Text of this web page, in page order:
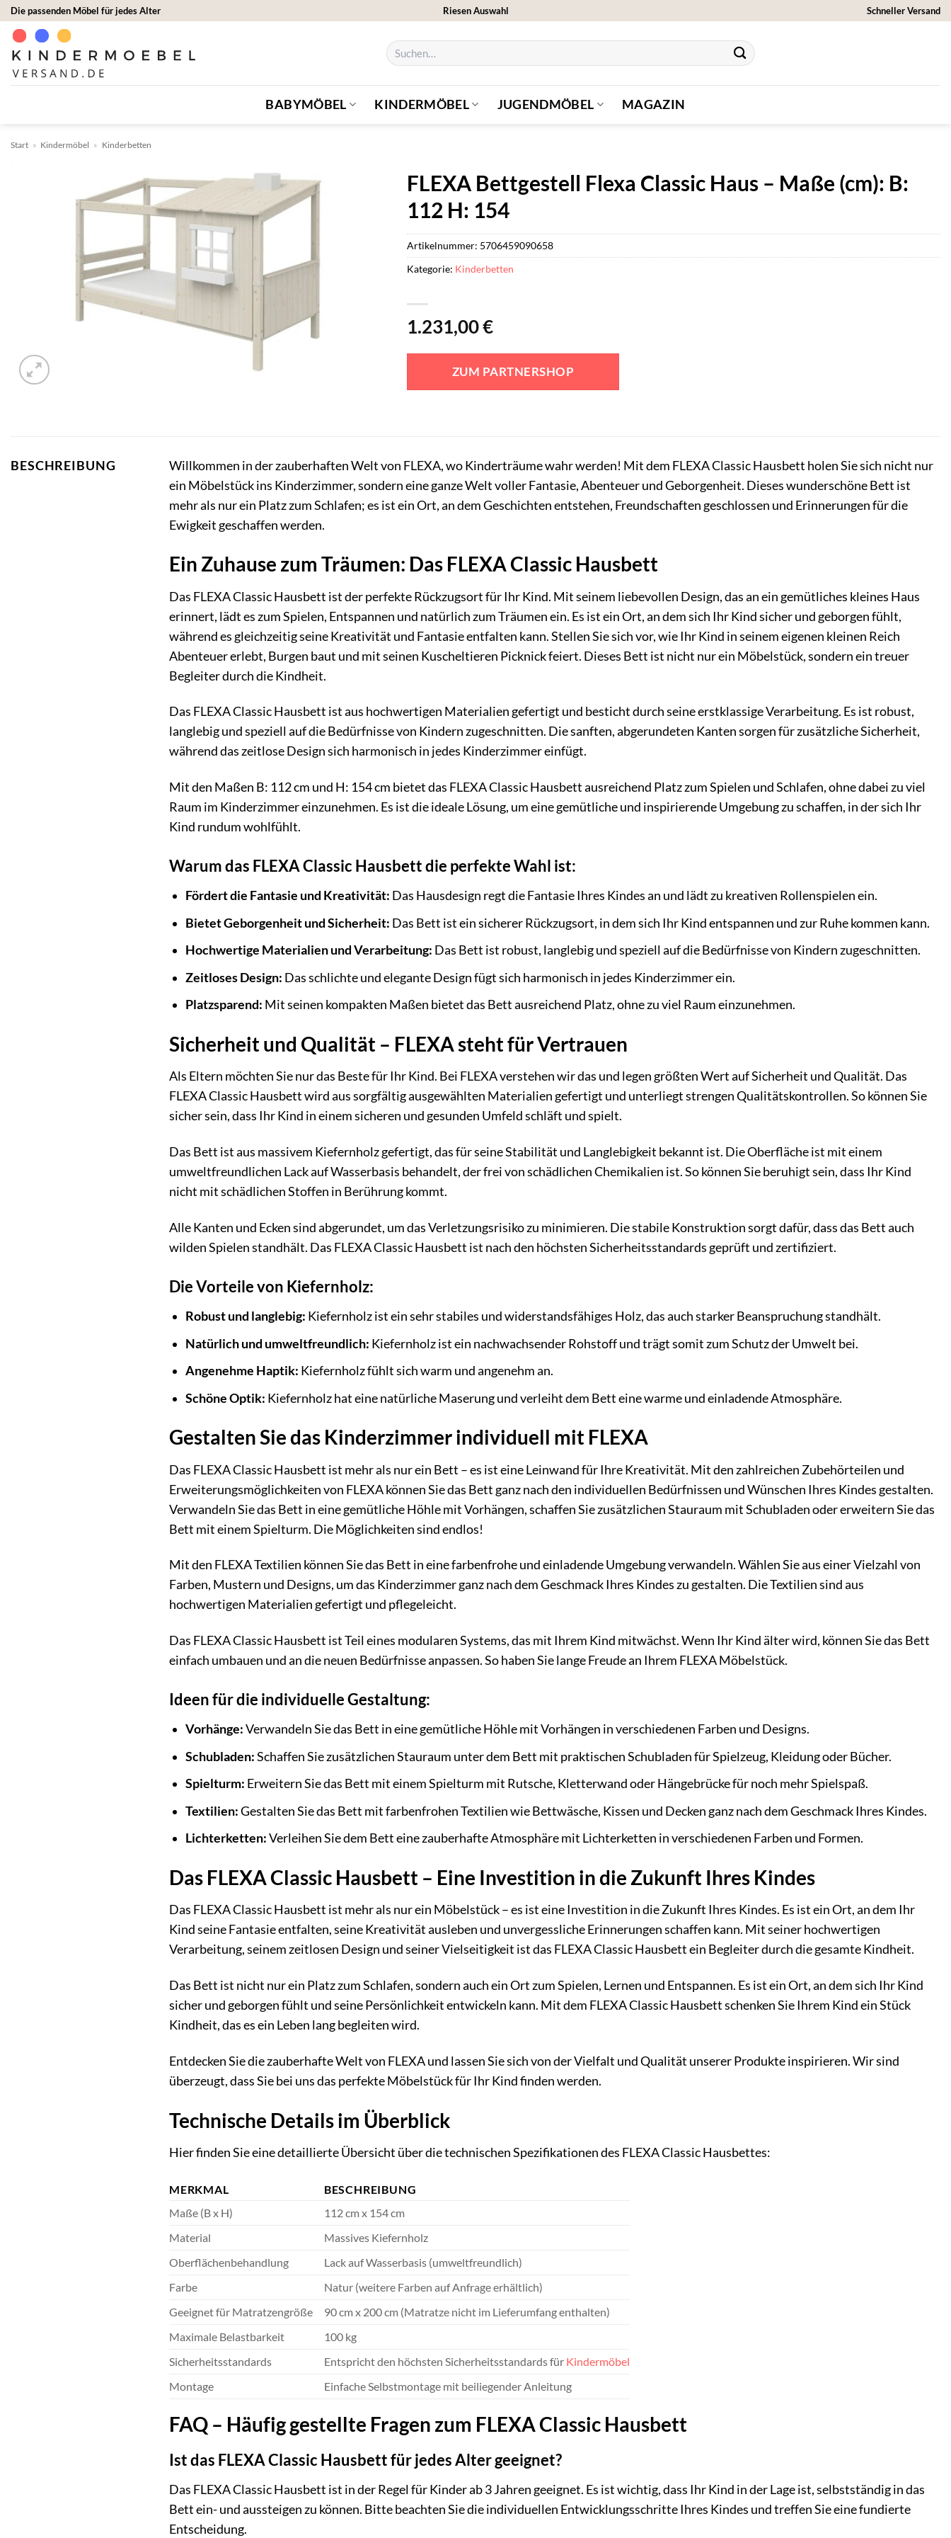
Zum
Inhalt
springen
Die passenden Möbel für jedes Alter Riesen Auswahl Schneller Versand
Suchen
nach:
BABYMÖBEL KINDERMÖBEL JUGENDMÖBEL MAGAZIN
Start » Kindermöbel » Kinderbetten
FLEXA Bettgestell Flexa Classic Haus – Maße (cm): B:
112 H: 154
1.231,00€
ZUM PARTNERSHOP
Artikelnummer: 5706459090658
Kategorie: Kinderbetten
BESCHREIBUNG
Willkommen in der zauberhaften Welt von FLEXA, wo Kinderträume wahr werden! Mit dem FLEXA Classic Hausbett holen Sie sich nicht nur
ein Möbelstück ins Kinderzimmer, sondern eine ganze Welt voller Fantasie, Abenteuer und Geborgenheit. Dieses wunderschöne Bett ist
mehr als nur ein Platz zum Schlafen; es ist ein Ort, an dem Geschichten entstehen, Freundschaften geschlossen und Erinnerungen für die
Ewigkeit geschaffen werden.
Ein Zuhause zum Träumen: Das FLEXA Classic Hausbett
Das FLEXA Classic Hausbett ist der perfekte Rückzugsort für Ihr Kind. Mit seinem liebevollen Design, das an ein gemütliches kleines Haus
erinnert, lädt es zum Spielen, Entspannen und natürlich zum Träumen ein. Es ist ein Ort, an dem sich Ihr Kind sicher und geborgen fühlt,
während es gleichzeitig seine Kreativität und Fantasie entfalten kann. Stellen Sie sich vor, wie Ihr Kind in seinem eigenen kleinen Reich
Abenteuer erlebt, Burgen baut und mit seinen Kuscheltieren Picknick feiert. Dieses Bett ist nicht nur ein Möbelstück, sondern ein treuer
Begleiter durch die Kindheit.
Das FLEXA Classic Hausbett ist aus hochwertigen Materialien gefertigt und besticht durch seine erstklassige Verarbeitung. Es ist robust,
langlebig und speziell auf die Bedürfnisse von Kindern zugeschnitten. Die sanften, abgerundeten Kanten sorgen für zusätzliche Sicherheit,
während das zeitlose Design sich harmonisch in jedes Kinderzimmer einfügt.
Mit den Maßen B: 112 cm und H: 154 cm bietet das FLEXA Classic Hausbett ausreichend Platz zum Spielen und Schlafen, ohne dabei zu viel
Raum im Kinderzimmer einzunehmen. Es ist die ideale Lösung, um eine gemütliche und inspirierende Umgebung zu schaffen, in der sich Ihr
Kind rundum wohlfühlt.
Warum das FLEXA Classic Hausbett die perfekte Wahl ist:
Fördert die Fantasie und Kreativität: Das Hausdesign regt die Fantasie Ihres Kindes an und lädt zu kreativen Rollenspielen ein.
Bietet Geborgenheit und Sicherheit: Das Bett ist ein sicherer Rückzugsort, in dem sich Ihr Kind entspannen und zur Ruhe kommen kann.
Hochwertige Materialien und Verarbeitung: Das Bett ist robust, langlebig und speziell auf die Bedürfnisse von Kindern zugeschnitten.
Zeitloses Design: Das schlichte und elegante Design fügt sich harmonisch in jedes Kinderzimmer ein.
Platzsparend: Mit seinen kompakten Maßen bietet das Bett ausreichend Platz, ohne zu viel Raum einzunehmen.
Sicherheit und Qualität – FLEXA steht für Vertrauen
Als Eltern möchten Sie nur das Beste für Ihr Kind. Bei FLEXA verstehen wir das und legen größten Wert auf Sicherheit und Qualität. Das
FLEXA Classic Hausbett wird aus sorgfältig ausgewählten Materialien gefertigt und unterliegt strengen Qualitätskontrollen. So können Sie
sicher sein, dass Ihr Kind in einem sicheren und gesunden Umfeld schläft und spielt.
Das Bett ist aus massivem Kiefernholz gefertigt, das für seine Stabilität und Langlebigkeit bekannt ist. Die Oberfläche ist mit einem
umweltfreundlichen Lack auf Wasserbasis behandelt, der frei von schädlichen Chemikalien ist. So können Sie beruhigt sein, dass Ihr Kind
nicht mit schädlichen Stoffen in Berührung kommt.
Alle Kanten und Ecken sind abgerundet, um das Verletzungsrisiko zu minimieren. Die stabile Konstruktion sorgt dafür, dass das Bett auch
wilden Spielen standhält. Das FLEXA Classic Hausbett ist nach den höchsten Sicherheitsstandards geprüft und zertifiziert.
Die Vorteile von Kiefernholz:
Robust und langlebig: Kiefernholz ist ein sehr stabiles und widerstandsfähiges Holz, das auch starker Beanspruchung standhält.
Natürlich und umweltfreundlich: Kiefernholz ist ein nachwachsender Rohstoff und trägt somit zum Schutz der Umwelt bei.
Angenehme Haptik: Kiefernholz fühlt sich warm und angenehm an.
Schöne Optik: Kiefernholz hat eine natürliche Maserung und verleiht dem Bett eine warme und einladende Atmosphäre.
Gestalten Sie das Kinderzimmer individuell mit FLEXA
Das FLEXA Classic Hausbett ist mehr als nur ein Bett – es ist eine Leinwand für Ihre Kreativität. Mit den zahlreichen Zubehörteilen und
Erweiterungsmöglichkeiten von FLEXA können Sie das Bett ganz nach den individuellen Bedürfnissen und Wünschen Ihres Kindes gestalten.
Verwandeln Sie das Bett in eine gemütliche Höhle mit Vorhängen, schaffen Sie zusätzlichen Stauraum mit Schubladen oder erweitern Sie das
Bett mit einem Spielturm. Die Möglichkeiten sind endlos!
Mit den FLEXA Textilien können Sie das Bett in eine farbenfrohe und einladende Umgebung verwandeln. Wählen Sie aus einer Vielzahl von
Farben, Mustern und Designs, um das Kinderzimmer ganz nach dem Geschmack Ihres Kindes zu gestalten. Die Textilien sind aus
hochwertigen Materialien gefertigt und pflegeleicht.
Das FLEXA Classic Hausbett ist Teil eines modularen Systems, das mit Ihrem Kind mitwächst. Wenn Ihr Kind älter wird, können Sie das Bett
einfach umbauen und an die neuen Bedürfnisse anpassen. So haben Sie lange Freude an Ihrem FLEXA Möbelstück.
Ideen für die individuelle Gestaltung:
Vorhänge:Verwandeln Sie das Bett in eine gemütliche Höhle mit Vorhängen in verschiedenen Farben und Designs.
Schubladen:Schaffen Sie zusätzlichen Stauraum unter dem Bett mit praktischen Schubladen für Spielzeug, Kleidung oder Bücher.
Spielturm: Erweitern Sie das Bett mit einem Spielturm mit Rutsche, Kletterwand oder Hängebrücke für noch mehr Spielspaß.
Textilien:Gestalten Sie das Bett mit farbenfrohen Textilien wie Bettwäsche, Kissen und Decken ganz nach dem Geschmack Ihres Kindes.
Lichterketten:Verleihen Sie dem Bett eine zauberhafte Atmosphäre mit Lichterketten in verschiedenen Farben und Formen.
Das FLEXA Classic Hausbett – Eine Investition in die Zukunft Ihres Kindes
Das FLEXA Classic Hausbett ist mehr als nur ein Möbelstück – es ist eine Investition in die Zukunft Ihres Kindes. Es ist ein Ort, an dem Ihr
Kind seine Fantasie entfalten, seine Kreativität ausleben und unvergessliche Erinnerungen schaffen kann. Mit seiner hochwertigen
Verarbeitung, seinem zeitlosen Design und seiner Vielseitigkeit ist das FLEXA Classic Hausbett ein Begleiter durch die gesamte Kindheit.
Das Bett ist nicht nur ein Platz zum Schlafen, sondern auch ein Ort zum Spielen, Lernen und Entspannen. Es ist ein Ort, an dem sich Ihr Kind
sicher und geborgen fühlt und seine Persönlichkeit entwickeln kann. Mit dem FLEXA Classic Hausbett schenken Sie Ihrem Kind ein Stück
Kindheit, das es ein Leben lang begleiten wird.
Entdecken Sie die zauberhafte Welt von FLEXA und lassen Sie sich von der Vielfalt und Qualität unserer Produkte inspirieren. Wir sind
überzeugt, dass Sie bei uns das perfekte Möbelstück für Ihr Kind finden werden.
Technische Details im Überblick
Hier finden Sie eine detaillierte Übersicht über die technischen Spezifikationen des FLEXA Classic Hausbettes:
MERKMAL
BESCHREIBUNG
Maße (B x H)
112 cm x 154 cm
Material
Massives Kiefernholz
Oberflächenbehandlung
Lack auf Wasserbasis (umweltfreundlich)
Farbe
Natur (weitere Farben auf Anfrage erhältlich)
Geeignet für Matratzengröße
90 cm x 200 cm (Matratze nicht im Lieferumfang enthalten)
Maximale Belastbarkeit
100 kg
Sicherheitsstandards
Entspricht den höchsten Sicherheitsstandards für Kindermöbel
Montage
Einfache Selbstmontage mit beiliegender Anleitung
FAQ – Häufig gestellte Fragen zum FLEXA Classic Hausbett
Ist das FLEXA Classic Hausbett für jedes Alter geeignet?
Das FLEXA Classic Hausbett ist in der Regel für Kinder ab 3 Jahren geeignet. Es ist wichtig, dass Ihr Kind in der Lage ist, selbstständig in das
Bett ein- und aussteigen zu können. Bitte beachten Sie die individuellen Entwicklungsschritte Ihres Kindes und treffen Sie eine fundierte
Entscheidung.